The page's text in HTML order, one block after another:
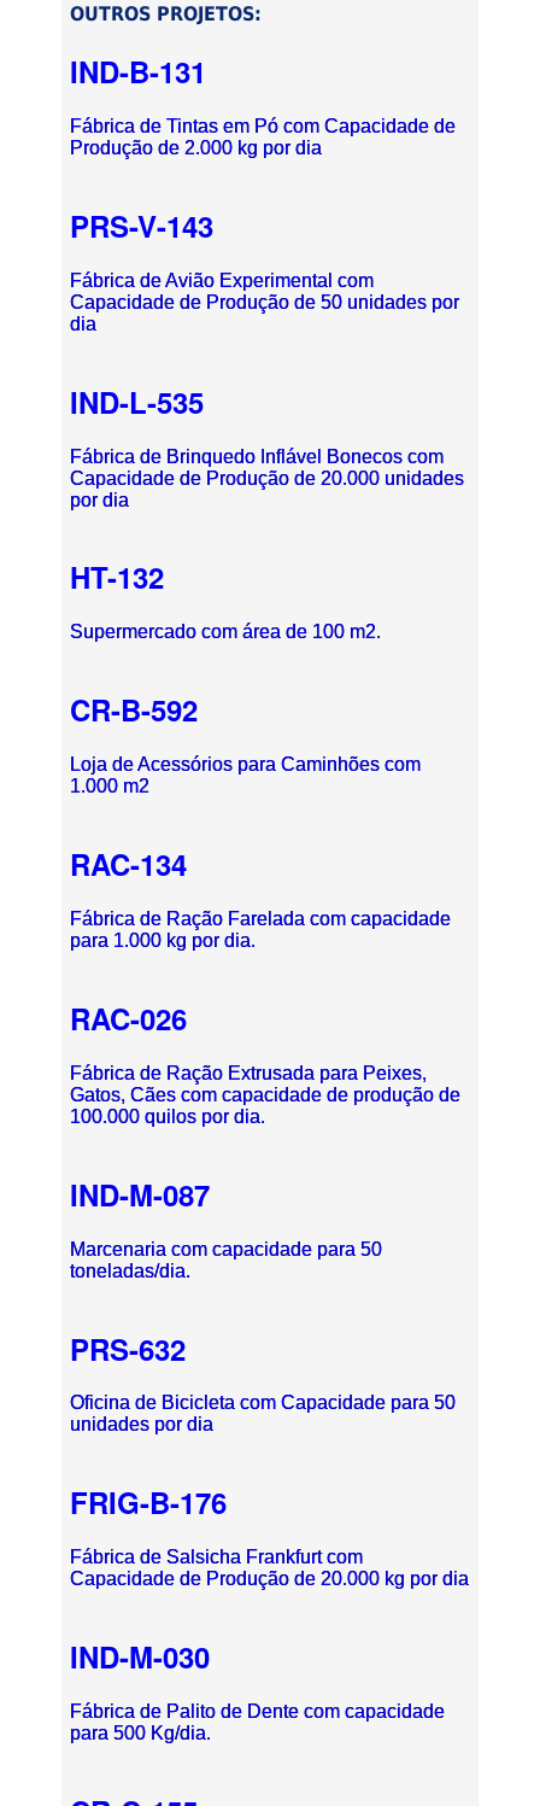
OUTROS PROJETOS:
IND-B-131
Fábrica de Tintas em Pó com Capacidade de
Produção de 2.000 kg por dia
PRS-V-143
Fábrica de Avião Experimental com
Capacidade de Produção de 50 unidades por
dia
IND-L-535
Fábrica de Brinquedo Inflável Bonecos com
Capacidade de Produção de 20.000 unidades
por dia
HT-132
Supermercado com área de 100 m2.
CR-B-592
Loja de Acessórios para Caminhões com
1.000 m2
RAC-134
Fábrica de Ração Farelada com capacidade
para 1.000 kg por dia.
RAC-026
Fábrica de Ração Extrusada para Peixes,
Gatos, Cães com capacidade de produção de
100.000 quilos por dia.
IND-M-087
Marcenaria com capacidade para 50
toneladas/dia.
PRS-632
Oficina de Bicicleta com Capacidade para 50
unidades por dia
FRIG-B-176
Fábrica de Salsicha Frankfurt com
Capacidade de Produção de 20.000 kg por dia
IND-M-030
Fábrica de Palito de Dente com capacidade
para 500 Kg/dia.